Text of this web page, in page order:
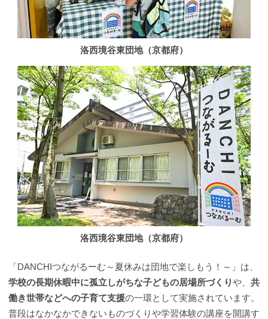
洛西境谷東団地（京都府）
洛西境谷東団地（京都府）
「DANCHIつながるーむ～夏休みは団地で楽しもう！～」は、
学校の長期休暇中に孤立しがちな子どもの居場所づくりや、 共
働き世帯などへの子育て支援の一環として実施されています。
普段はなかなかできないものづくりや学習体験の講座を開講す